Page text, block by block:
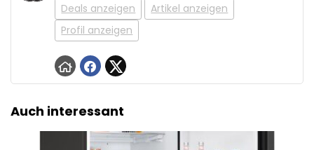
Deals anzeigen
Artikel anzeigen
Profil anzeigen
Auch interessant